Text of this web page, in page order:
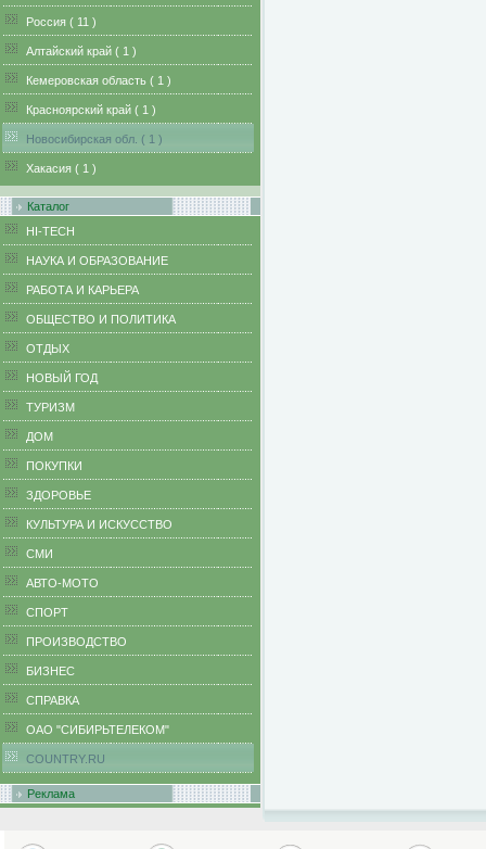
Pоссия ( 11 )
Алтайский край ( 1 )
Кемеровская область ( 1 )
Красноярский край ( 1 )
Новосибирская обл. ( 1 )
Хакасия ( 1 )
Каталог
HI-TECH
НАУКА И ОБРАЗОВАНИЕ
РАБОТА И КАРЬЕРА
ОБЩЕСТВО И ПОЛИТИКА
ОТДЫХ
НОВЫЙ ГОД
ТУРИЗМ
ДОМ
ПОКУПКИ
ЗДОРОВЬЕ
КУЛЬТУРА И ИСКУССТВО
СМИ
АВТО-МОТО
СПОРТ
ПРОИЗВОДСТВО
БИЗНЕС
CПРАВКА
ОАО "СИБИРЬТЕЛЕКОМ"
COUNTRY.RU
Реклама